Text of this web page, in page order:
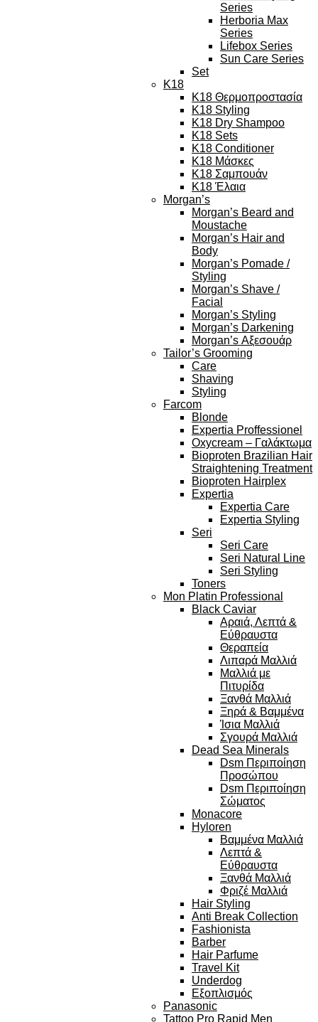
Series
Herboria Max
Series
Lifebox Series
Sun Care Series
Set
K18
K18 Θερμοπροστασία
K18 Styling
K18 Dry Shampoo
K18 Sets
K18 Conditioner
K18 Μάσκες
K18 Σαμπουάν
K18 Έλαια
Morgan’s
Morgan’s Beard and
Moustache
Morgan’s Hair and
Body
Morgan’s Pomade /
Styling
Morgan’s Shave /
Facial
Morgan’s Styling
Morgan’s Darkening
Morgan’s Αξεσουάρ
Tailor’s Grooming
Care
Shaving
Styling
Farcom
Blonde
Expertia Proffessionel
Oxycream – Γαλάκτωμα
Bioproten Brazilian Hair
Straightening Treatment
Bioproten Hairplex
Expertia
Expertia Care
Expertia Styling
Seri
Seri Care
Seri Natural Line
Seri Styling
Toners
Mon Platin Professional
Black Caviar
Αραιά, Λεπτά &
Εύθραυστα
Θεραπεία
Λιπαρά Μαλλιά
Μαλλιά με
Πιτυρίδα
Ξανθά Μαλλιά
Ξηρά & Βαμμένα
Ίσια Μαλλιά
Σγουρά Μαλλιά
Dead Sea Minerals
Dsm Περιποίηση
Προσώπου
Dsm Περιποίηση
Σώματος
Monacore
Hyloren
Βαμμένα Μαλλιά
Λεπτά &
Εύθραυστα
Ξανθά Μαλλιά
Φριζέ Μαλλιά
Hair Styling
Anti Break Collection
Fashionista
Barber
Hair Parfume
Travel Kit
Underdog
Εξοπλισμός
Panasonic
Tattoo Pro Rapid Men